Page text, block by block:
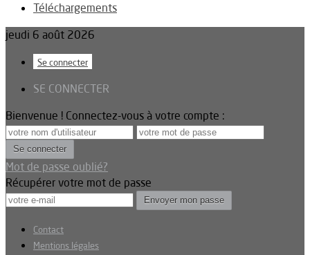
Téléchargements
jeudi 6 août 2026
Se connecter
SE CONNECTER
Bienvenue ! Connectez-vous à votre compte :
Mot de passe oublié?
Récupérer votre mot de passe
Contact
Mentions légales